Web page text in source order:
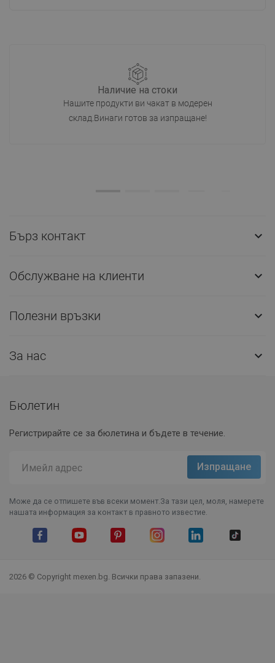
Наличие на стоки
Нашите продукти ви чакат в модерен
склад.Винаги готов за изпращане!
Бърз контакт 
Обслужване на клиенти 
Полезни връзки 
За нас 
Бюлетин
Регистрирайте се за бюлетина и бъдете в течение.
Може да се отпишете във всеки момент.За тази цел, моля, намерете
нашата информация за контакт в правното известие.
2026 © Copyright mexen.bg. Всички права запазени.